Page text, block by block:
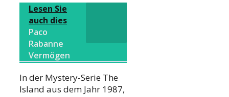
Lesen Sie
auch dies
Paco
Rabanne
Vermögen
In der Mystery-Serie The
Island aus dem Jahr 1987,